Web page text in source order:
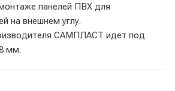
панелей ПВХ для
на внешнем углу.
САМПЛАСТ идет под
мм.